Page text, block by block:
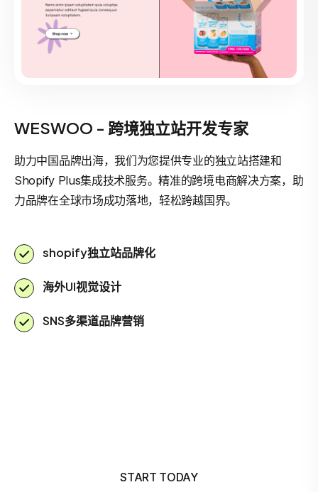
WESWOO - 跨境独立站开发专家
助力中国品牌出海，我们为您提供专业的独立站搭建和
Shopify Plus集成技术服务。精准的跨境电商解决方案，助
力品牌在全球市场成功落地，轻松跨越国界。
shopify独立站品牌化
海外UI视觉设计
SNS多渠道品牌营销
START TODAY